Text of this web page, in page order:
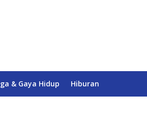
& Gaya Hidup Hiburan